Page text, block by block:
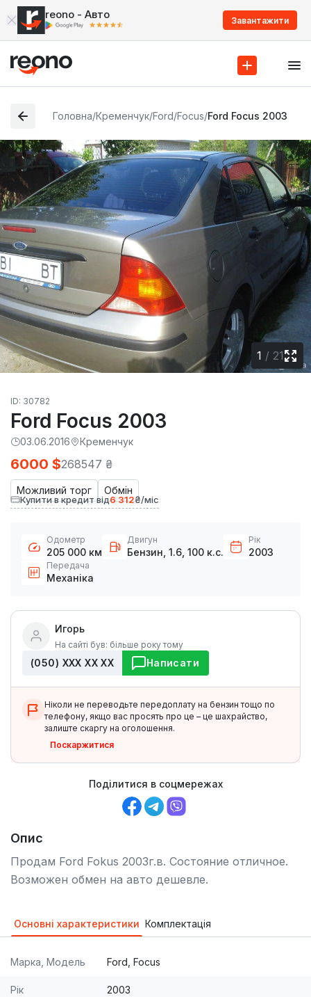
reono - Авто Завантажити
Головна/Кременчук/Ford/Focus/Ford Focus 2003
1 / 21
ID: 30782
Ford Focus 2003
03.06.2016 Кременчук
Можливий торг Обмін
6000 $268547 ₴
Купити в кредит від6 312₴/міс
Одометр
205 000 км
Двигун
Бензин, 1.6, 100 к.с.
Рік
2003
Передача
Механіка
Игорь
На сайті був: більше року тому
(050) ХХХ ХХ ХХ Написати
Ніколи не переводьте передоплату на бензин тощо по
телефону, якщо вас просять про це – це шахрайство,
залиште скаргу на оголошення.
Поскаржитися
Поділитися в соцмережах
Опис
Продам Ford Fokus 2003г.в. Состояние отличное.
Возможен обмен на авто дешевле.
Основні характеристики Комплектація
Марка, Модель Ford, Focus
Рік 2003